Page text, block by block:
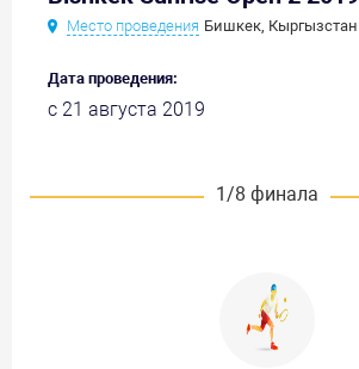
Место проведения Бишкек, Кыргызстан
Дата проведения:
с 21 августа 2019
1/8 финала